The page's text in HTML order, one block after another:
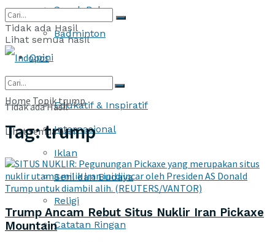
Sepak Bola
Badminton
Opini
Edukatif & Inspiratif
Internasional
Iklan
Seni dan Budaya
Religi
Catatan Ringan
Tidak ada Hasil
Lihat semua hasil
Tidak ada Hasil
Lihat semua hasil
Home Topiktrump
Tag:trump
Trump Ancam Rebut Situs Nuklir Iran Pickaxe
Mountain